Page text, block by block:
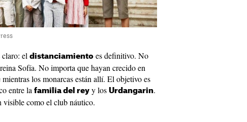
el distanciamiento es definitivo. No
Sofía. No importa que hayan crecido en
los monarcas están allí. El objetivo es
entre la familia del rey y los Urdangarin.
visible como el club náutico.